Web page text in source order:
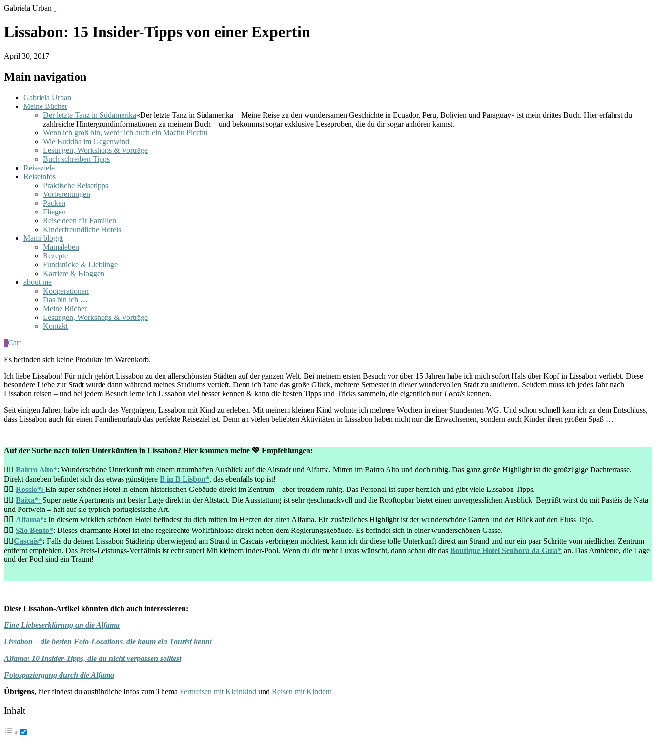
Gabriela Urban
Lissabon: 15 Insider-Tipps von einer Expertin
April 30, 2017
Main navigation
Gabriela Urban
Meine Bücher
Der letzte Tanz in Südamerika«Der letzte Tanz in Südamerika – Meine Reise zu den wundersamen Geschichte in Ecuador, Peru, Bolivien und Paraguay» ist mein drittes Buch. Hier erfährst du
zahlreiche Hintergrundinformationen zu meinem Buch – und bekommst sogar exklusive Leseproben, die du dir sogar anhören kannst.
Wenn ich groß bin, werd‘ ich auch ein Machu Picchu
Wie Buddha im Gegenwind
Lesungen, Workshops & Vorträge
Buch schreiben Tipps
Reiseziele
Reiseinfos
Praktische Reisetipps
Vorbereitungen
Packen
Fliegen
Reiseideen für Familien
Kinderfreundliche Hotels
Mami bloggt
Mamaleben
Rezepte
Fundstücke & Lieblinge
Karriere & Bloggen
about me
Kooperationen
Das bin ich …
Meine Bücher
Lesungen, Workshops & Vorträge
Kontakt
0Cart
Es befinden sich keine Produkte im Warenkorb.
Ich liebe Lissabon! Für mich gehört Lissabon zu den allerschönsten Städten auf der ganzen Welt. Bei meinem ersten Besuch vor über 15 Jahren habe ich mich sofort Hals über Kopf in Lissabon verliebt. Diese
besondere Liebe zur Stadt wurde dann während meines Studiums vertieft. Denn ich hatte das große Glück, mehrere Semester in dieser wundervollen Stadt zu studieren. Seitdem muss ich jedes Jahr nach
Lissabon reisen – und bei jedem Besuch lerne ich Lissabon viel besser kennen & kann die besten Tipps und Tricks sammeln, die eigentlich nur Locals kennen.
Seit einigen Jahren habe ich auch das Vergnügen, Lissabon mit Kind zu erleben. Mit meinem kleinen Kind wohnte ich mehrere Wochen in einer Stundenten-WG. Und schon schnell kam ich zu dem Entschluss,
dass Lissabon auch für einen Familienurlaub das perfekte Reiseziel ist. Denn an vielen beliebten Aktivitäten in Lissabon haben nicht nur die Erwachsenen, sondern auch Kinder ihren großen Spaß …
Auf der Suche nach tollen Unterkünften in Lissabon? Hier kommen meine 💚 Empfehlungen:
👉🏻 Bairro Alto*: Wunderschöne Unterkunft mit einem traumhaften Ausblick auf die Altstadt und Alfama. Mitten im Bairro Alto und doch ruhig. Das ganz große Highlight ist die großzügige Dachterrasse.
Direkt daneben befindet sich das etwas günstigere B in B Lisbon*, das ebenfalls top ist!
👉🏻 Rossio*: Ein super schönes Hotel in einem historischen Gebäude direkt im Zentrum – aber trotzdem ruhig. Das Personal ist super herzlich und gibt viele Lissabon Tipps.
👉🏻 Baixa*: Super nette Apartments mit bester Lage direkt in der Altstadt. Die Ausstattung ist sehr geschmackvoll und die Rooftopbar bietet einen unvergesslichen Ausblick. Begrüßt wirst du mit Pastéis de Nata
und Portwein – halt auf sie typisch portugiesische Art.
👉🏻 Alfama*: In diesem wirklich schönen Hotel befindest du dich mitten im Herzen der alten Alfama. Ein zusätzliches Highlight ist der wunderschöne Garten und der Blick auf den Fluss Tejo.
👉🏻 São Bento*: Dieses charmante Hotel ist eine regelrechte Wohlfühloase direkt neben dem Regierungsgebäude. Es befindet sich in einer wunderschönen Gasse.
👉🏻Cascais*: Falls du deinen Lissabon Städtetrip überwiegend am Strand in Cascais verbringen möchtest, kann ich dir diese tolle Unterkunft direkt am Strand und nur ein paar Schritte vom niedlichen Zentrum
entfernt empfehlen. Das Preis-Leistungs-Verhältnis ist echt super! Mit kleinem Inder-Pool. Wenn du dir mehr Luxus wünscht, dann schau dir das Boutique Hotel Senhora da Guia* an. Das Ambiente, die Lage
und der Pool sind ein Traum!
Diese Lissabon-Artikel könnten dich auch interessieren:
Eine Liebeserklärung an die Alfama
Lissabon – die besten Foto-Locations, die kaum ein Tourist kennt
Alfama: 10 Insider-Tipps, die du nicht verpassen solltest
Fotospaziergang durch die Alfama
Übrigens, hier findest du ausführliche Infos zum Thema Fernreisen mit Kleinkind und Reisen mit Kindern
Inhalt